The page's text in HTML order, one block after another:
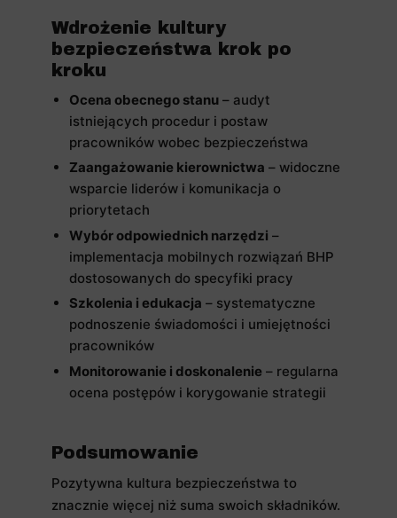
Wdrożenie kultury
bezpieczeństwa krok po
kroku
Ocena obecnego stanu – audyt
istniejących procedur i postaw
pracowników wobec bezpieczeństwa
Zaangażowanie kierownictwa – widoczne
wsparcie liderów i komunikacja o
priorytetach
Wybór odpowiednich narzędzi –
implementacja mobilnych rozwiązań BHP
dostosowanych do specyfiki pracy
Szkolenia i edukacja – systematyczne
podnoszenie świadomości i umiejętności
pracowników
Monitorowanie i doskonalenie – regularna
ocena postępów i korygowanie strategii
Podsumowanie
Pozytywna kultura bezpieczeństwa to
znacznie więcej niż suma swoich składników.